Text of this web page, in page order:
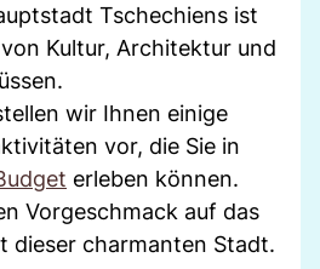
Tschechiens ist
Kultur, Architektur und
wir Ihnen einige
vor, die Sie in
erleben können.
Vorgeschmack auf das
dieser charmanten Stadt.